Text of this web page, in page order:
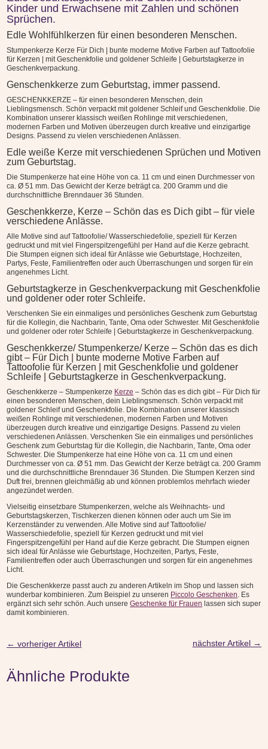
es
dich
gibt
Kerze
Menge
Kinder und Erwachsene mit Zahlen und schönen
Sprüchen.
Edle Wohlfühlkerzen für einen besonderen Menschen.
Stumpenkerze Kerze Für Dich | bunte moderne Motive Farben auf Tattoofolie
für Kerzen | mit Geschenkfolie und goldener Schleife | Geburtstagkerze in
Geschenkverpackung.
Genschenkkerze zum Geburtstag, immer passend.
GESCHENKKERZE – für einen besonderen Menschen, dein
Lieblingsmensch. Schön verpackt mit goldener Schleif und Geschenkfolie. Die
Kombination unserer klassisch weißen Rohlinge mit verschiedenen,
modernen Farben und Motiven überzeugen durch kreative und einzigartige
Designs. Passend zu vielen verschiedenen Anlässen.
Edle weiße Kerze mit verschiedenen Sprüchen und Motiven
zum Geburtstag.
Die Stumpenkerze hat eine Höhe von ca. 11 cm und einen Durchmesser von
ca. Ø 51 mm. Das Gewicht der Kerze beträgt ca. 200 Gramm und die
durchschnittliche Brenndauer 36 Stunden.
Geschenkkerze, Kerze – Schön das es Dich gibt – für viele
verschiedene Anlässe.
Alle Motive sind auf Tattoofolie/ Wasserschiedefolie, speziell für Kerzen
gedruckt und mit viel Fingerspitzengefühl per Hand auf die Kerze gebracht.
Die Stumpen eignen sich ideal für Anlässe wie Geburtstage, Hochzeiten,
Partys, Feste, Familientreffen oder auch Überraschungen und sorgen für ein
angenehmes Licht.
Geburtstagkerze in Geschenkverpackung mit Geschenkfolie
und goldener oder roter Schleife.
Verschenken Sie ein einmaliges und persönliches Geschenk zum Geburtstag
für die Kollegin, die Nachbarin, Tante, Oma oder Schwester. Mit Geschenkfolie
und goldener oder roter Schleife | Geburtstagkerze in Geschenkverpackung.
Geschenkkerze/ Stumpenkerze/ Kerze – Schön das es dich
gibt – Für Dich | bunte moderne Motive Farben auf
Tattoofolie für Kerzen | mit Geschenkfolie und goldener
Schleife | Geburtstagkerze in Geschenkverpackung.
Geschenkkerze – Stumpenkerze Kerze – Schön das es dich gibt – Für Dich für
einen besonderen Menschen, dein Lieblingsmensch. Schön verpackt mit
goldener Schleif und Geschenkfolie. Die Kombination unserer klassisch
weißen Rohlinge mit verschiedenen, modernen Farben und Motiven
überzeugen durch kreative und einzigartige Designs. Passend zu vielen
verschiedenen Anlässen. Verschenken Sie ein einmaliges und persönliches
Geschenk zum Geburtstag für die Kollegin, die Nachbarin, Tante, Oma oder
Schwester. Die Stumpenkerze hat eine Höhe von ca. 11 cm und einen
Durchmesser von ca. Ø 51 mm. Das Gewicht der Kerze beträgt ca. 200 Gramm
und die durchschnittliche Brenndauer 36 Stunden. Die Stumpen Kerzen sind
Duft frei, brennen gleichmäßig ab und können problemlos mehrfach wieder
angezündet werden.
Vielseitig einsetzbare Stumpenkerzen, welche als Weihnachts- und
Geburtstagskerzen, Tischkerzen dienen können oder auch um Sie im
Kerzenständer zu verwenden. Alle Motive sind auf Tattoofolie/
Wasserschiedefolie, speziell für Kerzen gedruckt und mit viel
Fingerspitzengefühl per Hand auf die Kerze gebracht. Die Stumpen eignen
sich ideal für Anlässe wie Geburtstage, Hochzeiten, Partys, Feste,
Familientreffen oder auch Überraschungen und sorgen für ein angenehmes
Licht.
Die Geschenkkerze passt auch zu anderen Artikeln im Shop und lassen sich
wunderbar kombinieren. Zum Beispiel zu unseren Piccolo Geschenken . Es
ergänzt sich sehr schön. Auch unsereGeschenke für Frauen lassen sich super
damit kombinieren.
←vorheriger Artikel nächster Artikel→
Ähnliche Produkte